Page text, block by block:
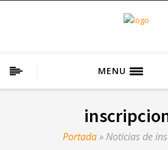
MENU
Portada» Noticias de